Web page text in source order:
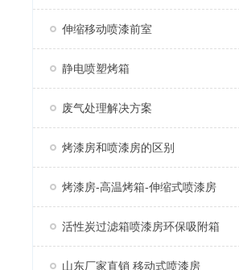
伸缩移动喷漆前室
静电喷塑烤箱
废气处理解决方案
烤漆房和喷漆房的区别
烤漆房-高温烤箱-伸缩式喷漆房
活性炭过滤箱喷漆房环保吸附箱
山东厂家直销 移动式喷漆房